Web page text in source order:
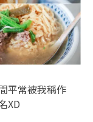
平常被我稱作
XD